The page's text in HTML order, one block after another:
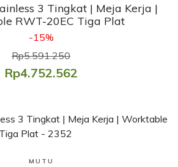
3 Tingkat | Meja Kerja |
RWT-20EC Tiga Plat
-15%
Rp5.591.250
Rp4.752.562
Lihat Produk
MUTU